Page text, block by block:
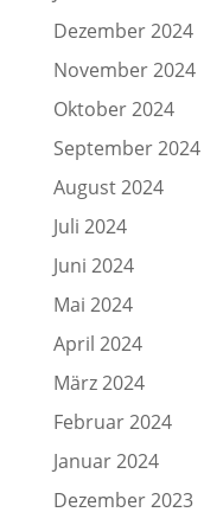
Dezember 2024
November 2024
Oktober 2024
September 2024
August 2024
Juli 2024
Juni 2024
Mai 2024
April 2024
März 2024
Februar 2024
Januar 2024
Dezember 2023